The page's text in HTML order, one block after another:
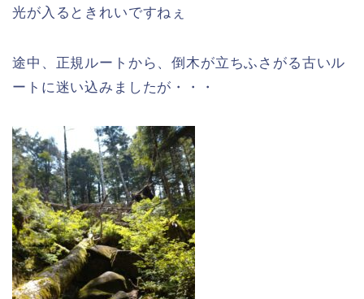
光が入るときれいですねぇ
途中、正規ルートから、倒木が立ちふさがる古いル
ートに迷い込みましたが・・・